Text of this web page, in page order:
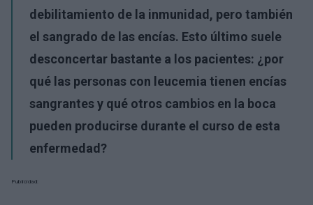
debilitamiento de la inmunidad, pero también
el sangrado de las encías. Esto último suele
desconcertar bastante a los pacientes: ¿por
qué las personas con leucemia tienen encías
sangrantes y qué otros cambios en la boca
pueden producirse durante el curso de esta
enfermedad?
Publicidad: